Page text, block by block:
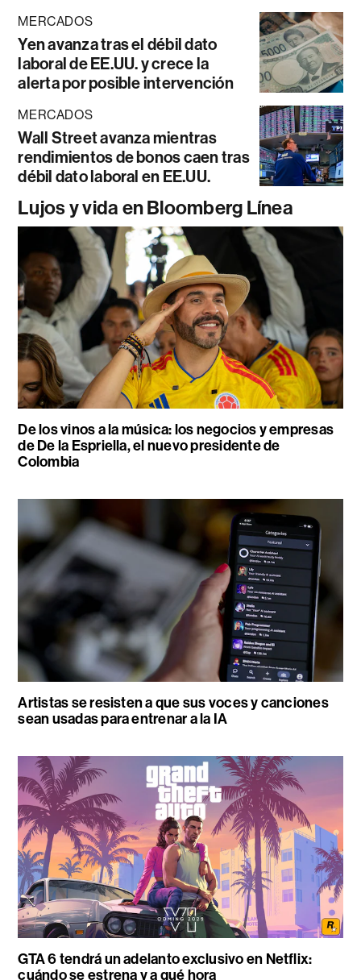
MERCADOS
Yen avanza tras el débil dato
laboral de EE.UU. y crece la
alerta por posible intervención
MERCADOS
Wall Street avanza mientras
rendimientos de bonos caen tras
débil dato laboral en EE.UU.
Lujos y vida en Bloomberg Línea
De los vinos a la música: los negocios y empresas
de De la Espriella, el nuevo presidente de
Colombia
Artistas se resisten a que sus voces y canciones
sean usadas para entrenar a la IA
GTA 6 tendrá un adelanto exclusivo en Netflix:
cuándo se estrena y a qué hora